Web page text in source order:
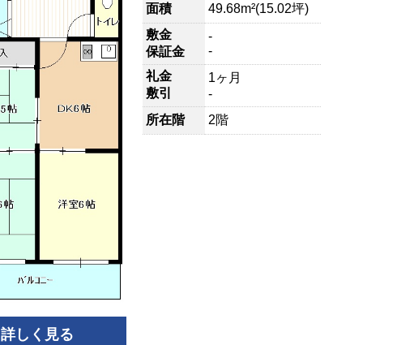
詳しく見る
面積
49.68m²(15.02坪)
敷金
保証金
-
-
礼金
敷引
1ヶ月
-
所在階
2階